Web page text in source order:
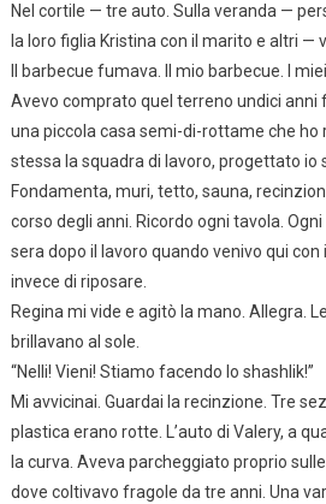
Nel cortile — tre auto. Sulla veranda —
la loro figlia Kristina con il marito e altri —
Il barbecue fumava. Il mio barbecue. I
Avevo comprato quel terreno undici anni
una piccola casa semi-di-rottame che ho
stessa la squadra di lavoro, progettato io
Fondamenta, muri, tetto, sauna,
corso degli anni. Ricordo ogni tavola.
sera dopo il lavoro quando venivo qui
invece di riposare.
Regina mi vide e agitò la mano. Allegra.
brillavano al sole.
“Nelli! Vieni! Stiamo facendo lo shashlik!”
Mi avvicinai. Guardai la recinzione. Tre
plastica erano rotte. L’auto di Valery, a
la curva. Aveva parcheggiato proprio
dove coltivavo fragole da tre anni. Una